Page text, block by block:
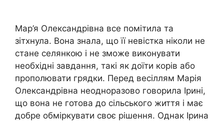
Мар’я Олександрівна все помітила та
зітхнула. Вона знала, що її невістка ніколи не
стане селянкою і не зможе виконувати
необхідні завдання, такі як доїти корів або
прополювати грядки. Перед весіллям Марія
Олександрівна неодноразово говорила Ірині,
що вона не готова до сільського життя і має
добре обміркувати своє рішення. Однак Ірина